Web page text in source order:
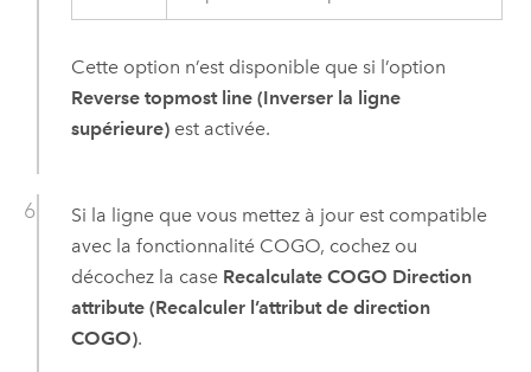
Cette option n’est disponible que si l’option
Reverse topmost line (Inverser la ligne
supérieure)est activée.
Si la ligne que vous mettez à jour est compatible
avec la fonctionnalité COGO, cochez ou
décochez la case Recalculate COGO Direction
attribute (Recalculer l’attribut de direction
COGO).